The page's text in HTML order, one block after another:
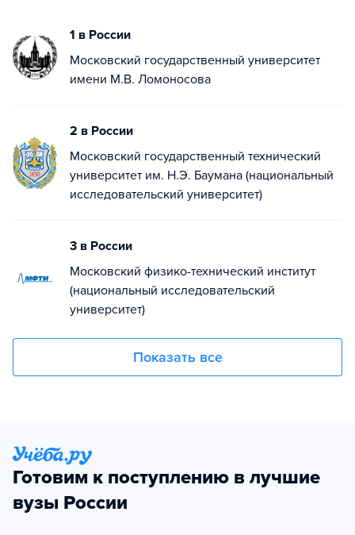
1 в России
Московский государственный университет
имени М.В. Ломоносова
2 в России
Московский государственный технический
университет им. Н.Э. Баумана (национальный
исследовательский университет)
3 в России
Московский физико-технический институт
(национальный исследовательский
университет)
Показать все
Готовим к поступлению в лучшие
вузы России